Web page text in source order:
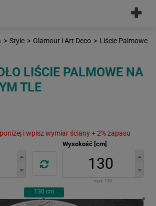
> Style > Glamour i Art Deco > Liście Palmowe
LIŚCIE PALMOWE NA
TLE
i wpisz wymiar ściany + 2% zapasu
Wysokość [cm]
max: 130
130 cm